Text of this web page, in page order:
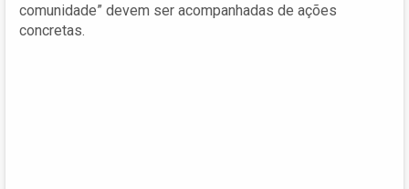
comunidade” devem ser acompanhadas de ações
concretas.